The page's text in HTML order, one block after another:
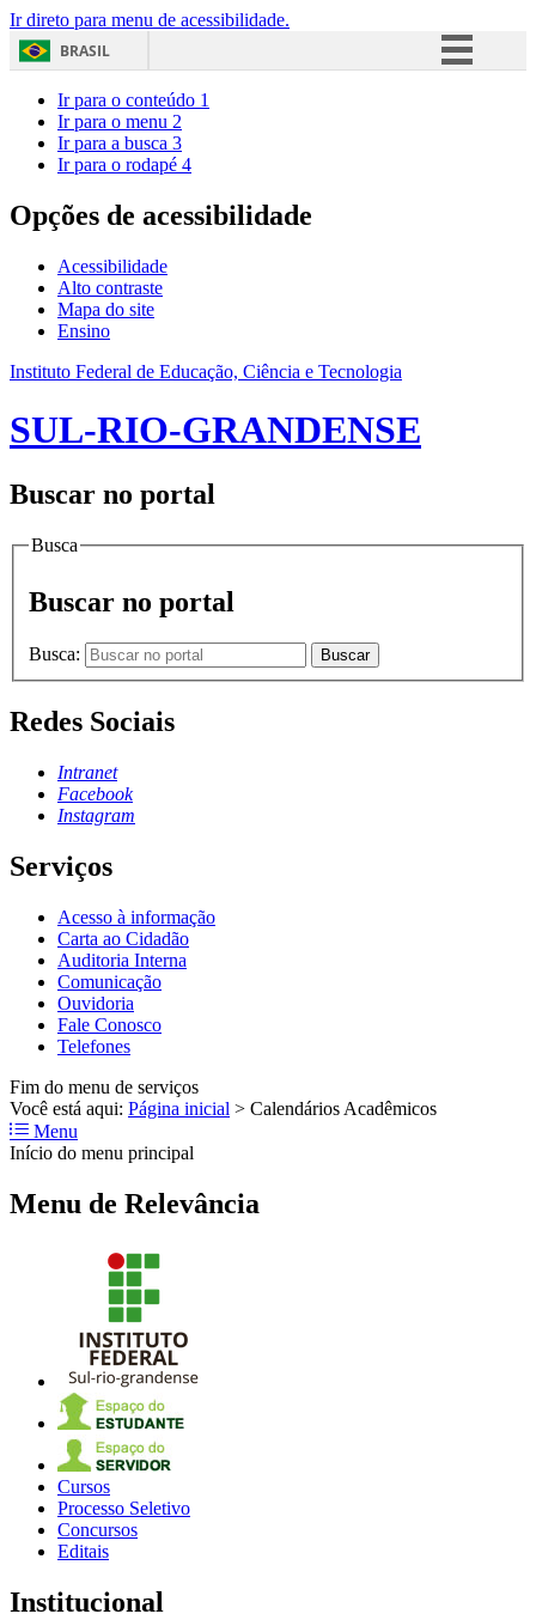
Ir direto para menu de acessibilidade.
BRASIL
Acesso à informação
Ir para o conteúdo 1
Ir para o menu 2
Ir para a busca 3
Ir para o rodapé 4
Opções de acessibilidade
Acessibilidade
Alto contraste
Mapa do site
Ensino
Instituto Federal de Educação, Ciência e Tecnologia
SUL-RIO-GRANDENSE
Buscar no portal
Busca
Buscar no portal
Busca: Buscar
Redes Sociais
Intranet
Facebook
Instagram
Serviços
Acesso à informação
Carta ao Cidadão
Auditoria Interna
Comunicação
Ouvidoria
Fale Conosco
Telefones
Fim do menu de serviços
Você está aqui: Página inicial > Calendários Acadêmicos
Menu
Início do menu principal
Menu de Relevância
Cursos
Processo Seletivo
Concursos
Editais
Institucional